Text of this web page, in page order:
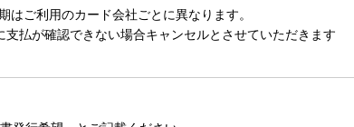
ご利用のカード会社ごとに異なります。
払が確認できない場合キャンセルとさせていただきます